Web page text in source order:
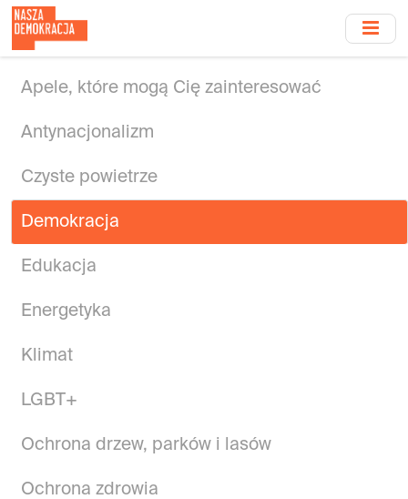
Przejdź
do
treści
głównej
Apele, które mogą Cię zainteresować
Antynacjonalizm
Czyste powietrze
Demokracja
Edukacja
Energetyka
Klimat
LGBT+
Ochrona drzew, parków i lasów
Ochrona zdrowia